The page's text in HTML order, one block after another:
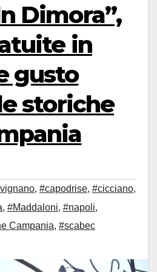
Dimora”,
in
gusto
storiche
, #capodrise, #cicciano,
, #Maddaloni, #napoli,
Campania, #scabec